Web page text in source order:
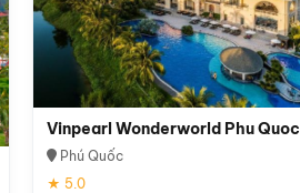
Vinpearl Wonderworld Phu Quoc
Phú Quốc
★ 5.0